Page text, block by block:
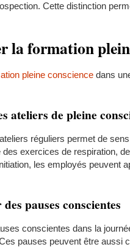
Cette distinction
la formation
pleine conscience dans
ateliers de pleine
réguliers permet de
des exercices de respiration,
les employés peuvent
pauses conscientes
conscientes dans la
pauses peuvent être aussi